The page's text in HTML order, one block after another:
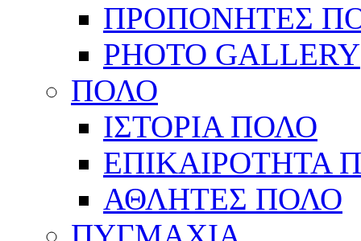
ΠΡΟΠΟΝΗΤΕΣ
PHOTO GALLERY
ΠΟΛΟ
ΙΣΤΟΡΙΑ ΠΟΛΟ
ΕΠΙΚΑΙΡΟΤΗΤΑ
ΑΘΛΗΤΕΣ ΠΟΛΟ